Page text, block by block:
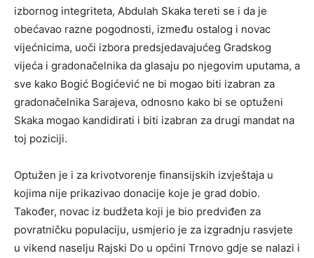
izbornog integriteta, Abdulah Skaka tereti se i da je
obećavao razne pogodnosti, između ostalog i novac
vijećnicima, uoči izbora predsjedavajućeg Gradskog
vijeća i gradonačelnika da glasaju po njegovim uputama, a
sve kako Bogić Bogićević ne bi mogao biti izabran za
gradonačelnika Sarajeva, odnosno kako bi se optuženi
Skaka mogao kandidirati i biti izabran za drugi mandat na
toj poziciji.
Optužen je i za krivotvorenje finansijskih izvještaja u
kojima nije prikazivao donacije koje je grad dobio.
Također, novac iz budžeta koji je bio predviđen za
povratničku populaciju, usmjerio je za izgradnju rasvjete
u vikend naselju Rajski Do u općini Trnovo gdje se nalazi i